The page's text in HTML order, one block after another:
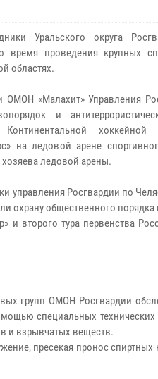
Уральского округа
время проведения крупных
областях.
ОМОН «Малахит» Управления
и
Континентальной
на ледовой арене
ледовой арены.
управления Росгвардии по
охрану общественного
и второго тура первенства
групп ОМОН Росгвардии
специальных технических
и взрывчатых веществ.
пресекая пронос спиртных